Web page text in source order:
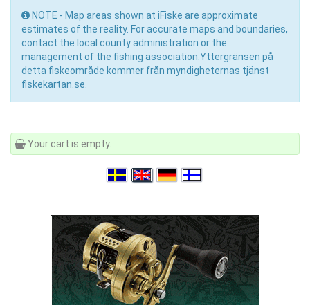
NOTE - Map areas shown at iFiske are approximate
estimates of the reality. For accurate maps and boundaries,
contact the local county administration or the
management of the fishing association.Yttergränsen på
detta fiskeområde kommer från myndigheternas tjänst
fiskekartan.se.
Your cart is empty.